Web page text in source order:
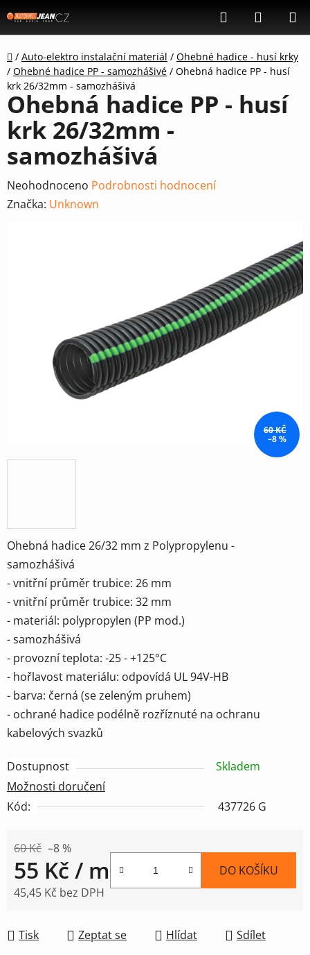
na
obsah
Hledat
KOŠÍK
Domů
/ Auto-elektro instalační materiál / Ohebné hadice - husí krky
/ Ohebné hadice PP - samozhášivé / Ohebná hadice PP - husí
krk 26/32mm - samozhášivá
Ohebná hadice 26/32 mm z Polypropylenu -
samozhášivá
- vnitřní průměr trubice: 26 mm
- vnitřní průměr trubice: 32 mm
- materiál: polypropylen (PP mod.)
- samozhášivá
- provozní teplota: -25 - +125°C
- hořlavost materiálu: odpovídá UL 94V-HB
- barva: černá (se zeleným pruhem)
- ochrané hadice podélně rozříznuté na ochranu
kabelových svazků
Dostupnost
Skladem
Možnosti doručení
Kód:
437726 G
60 Kč –8 %
55 Kč / m
45,45 Kč bez DPH
DO KOŠÍKU
Tisk Zeptat se Hlídat Sdílet
Ohebná hadice PP - husí
krk 26/32mm -
samozhášivá
Průměrné
hodnocení
Neohodnoceno Podrobnosti hodnocení
Značka: Unknown
60 KČ
–8 %